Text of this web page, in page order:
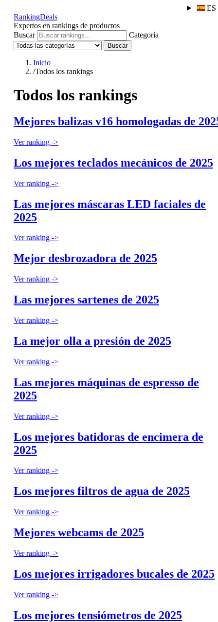
ES
RankingDeals
Expertos en rankings de productos
Buscar
Categoría
Buscar
Inicio
/Todos los rankings
Todos los rankings
Mejores balizas v16 homologadas de
Ver ranking ->
Los mejores teclados mecánicos de 2025
Ver ranking ->
Las mejores máscaras LED faciales de
2025
Ver ranking ->
Mejor desbrozadora de 2025
Ver ranking ->
Las mejores sartenes de 2025
Ver ranking ->
La mejor olla a presión de 2025
Ver ranking ->
Las mejores máquinas de espresso de
2025
Ver ranking ->
Los mejores batidoras de encimera de
2025
Ver ranking ->
Los mejores filtros de agua de 2025
Ver ranking ->
Mejores webcams de 2025
Ver ranking ->
Los mejores irrigadores bucales de 2025
Ver ranking ->
Los mejores tensiómetros de 2025